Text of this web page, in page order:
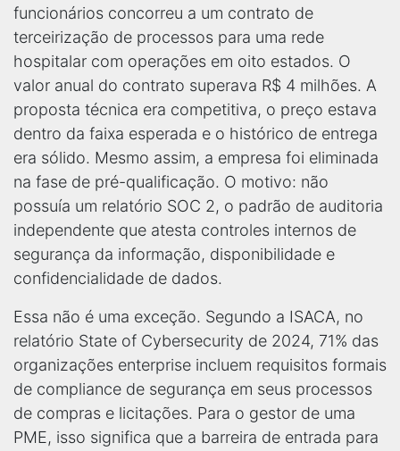
funcionários concorreu a um contrato de
terceirização de processos para uma rede
hospitalar com operações em oito estados. O
valor anual do contrato superava R$ 4 milhões. A
proposta técnica era competitiva, o preço estava
dentro da faixa esperada e o histórico de entrega
era sólido. Mesmo assim, a empresa foi eliminada
na fase de pré-qualificação. O motivo: não
possuía um relatório SOC 2, o padrão de auditoria
independente que atesta controles internos de
segurança da informação, disponibilidade e
confidencialidade de dados.
Essa não é uma exceção. Segundo a ISACA, no
relatório State of Cybersecurity de 2024, 71% das
organizações enterprise incluem requisitos formais
de compliance de segurança em seus processos
de compras e licitações. Para o gestor de uma
PME, isso significa que a barreira de entrada para